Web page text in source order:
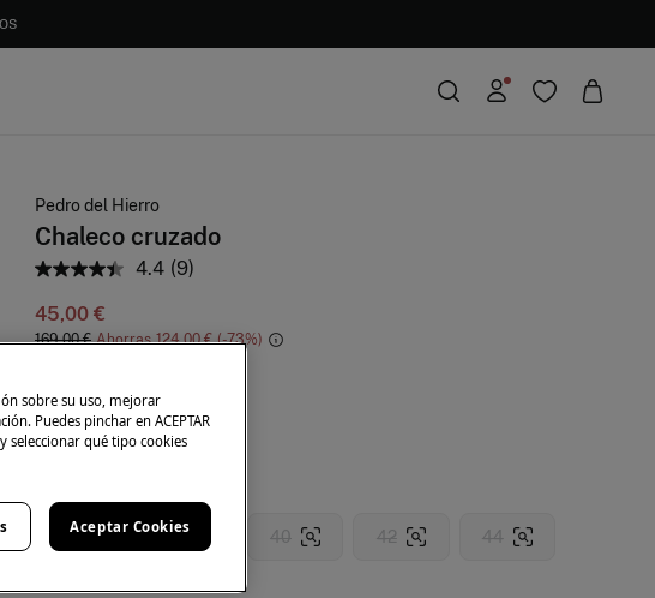
APP10
Pedro del Hierro
Chaleco cruzado
4.4 (9)
45,00 €
169,00 € Ahorras 124,00 € 73
36 38 40 42 44
sobre su uso, mejorar
Puedes pinchar en ACEPTAR
seleccionar qué tipo cookies
Aceptar Cookies